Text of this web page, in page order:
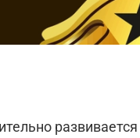
развивается